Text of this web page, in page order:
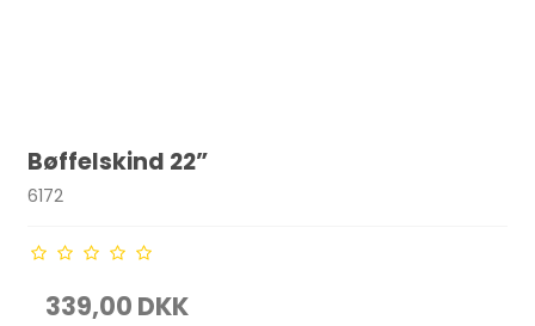
Bøffelskind 22”
6172
339,00 DKK